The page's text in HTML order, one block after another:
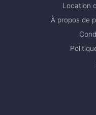
Location
À propos de